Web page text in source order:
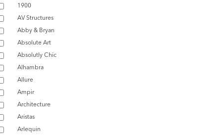
1900
AV Structures
Abby & Bryan
Absolute Art
Absolutly Chic
Alhambra
Allure
Ampir
Architecture
Aristas
Arlequin